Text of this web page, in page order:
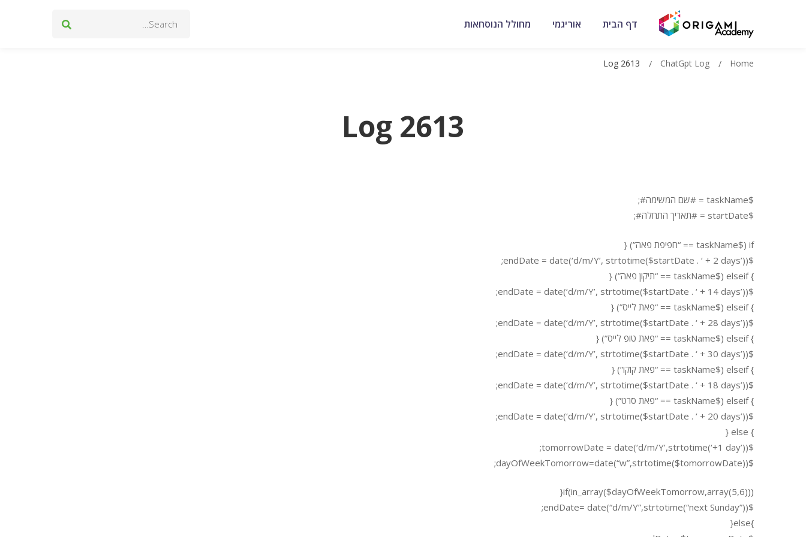
דף הבית אוריגמי מחולל הנוסחאות
Log 2613
Home
ChatGpt Log
Log 2613
$taskName = #שם המשימה#;
$startDate = #תאריך התחלה#;
if ($taskName == “חפיפת פאה”) {
$endDate = date(‘d/m/Y’, strtotime($startDate . ‘ + 2 days’));
} elseif ($taskName == “תיקון פאה”) {
$endDate = date(‘d/m/Y’, strtotime($startDate . ‘ + 14 days’));
} elseif ($taskName == “פאת לייס”) {
$endDate = date(‘d/m/Y’, strtotime($startDate . ‘ + 28 days’));
} elseif ($taskName == “פאת טופ לייס”) {
$endDate = date(‘d/m/Y’, strtotime($startDate . ‘ + 30 days’));
} elseif ($taskName == “פאת קוקו”) {
$endDate = date(‘d/m/Y’, strtotime($startDate . ‘ + 18 days’));
} elseif ($taskName == “פאת סרט”) {
$endDate = date(‘d/m/Y’, strtotime($startDate . ‘ + 20 days’));
} else {
$tomorrowDate = date(‘d/m/Y’,strtotime(‘+1 day’));
$dayOfWeekTomorrow=date(“w”,strtotime($tomorrowDate));
if(in_array($dayOfWeekTomorrow,array(5,6))){
$endDate= date(“d/m/Y”,strtotime(“next Sunday”));
}else{